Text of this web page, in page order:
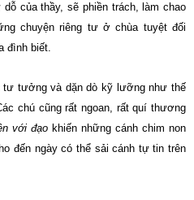
của thầy, sẽ phiền trách, làm chao
chuyện riêng tư ở chùa tuyệt đối
đình biết.
tư tưởng và dặn dò kỹ lưỡng như thế
chú cũng rất ngoan, rất quí thương
với đạokhiến những cánh chim non
đến ngày có thể sải cánh tự tin trên